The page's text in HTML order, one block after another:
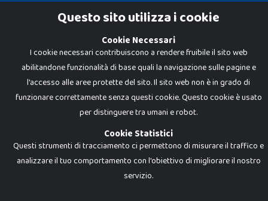
Dadi e Mattoncini è un brand di Giocabene Srl. Ogni riproduzione o utilizzo non
espressamente autorizzato è severamente vietato. Tutti i loghi, marchi,
brand elencati nel presente shop sono di proprietà dei rispettivi titolari.
I prezzi e le promozioni pubblicate potrebbero differire da quanto esposto in
negozio.
Giocabene Srl - via della Posta 8, 20123 Milano (MI)
P.IVA 02608090425 - REA AN201199 - C.S. 10.000 i.v.
Questo sito utilizza i cookie
Cookie Necessari
I cookie necessari contribuiscono a rendere fruibile il sito web
abilitandone funzionalità di base quali la navigazione sulle pagine e
l'accesso alle aree protette del sito. Il sito web non è in grado di
funzionare correttamente senza questi cookie. Questo cookie è usato
per distinguere tra umani e robot.
Cookie Statistici
Questi strumenti di tracciamento ci permettono di misurare il traffico e
analizzare il tuo comportamento con l'obiettivo di migliorare il nostro
servizio.